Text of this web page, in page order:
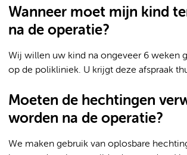
Wanneer moet mijn kind
na de operatie?
Wij willen uw kind na ongeveer 6 weken
op de polikliniek. U krijgt deze afspraak
Moeten de hechtingen
worden na de operatie?
We maken gebruik van oplosbare